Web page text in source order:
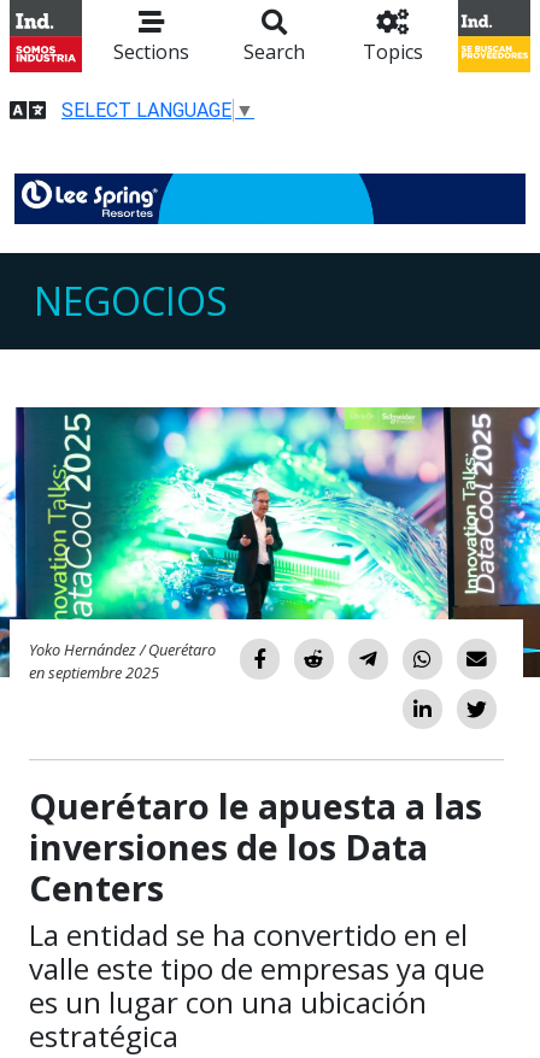
Sections Search Topics
SELECT LANGUAGE ▼
NEGOCIOS
Yoko Hernández / Querétaro
en septiembre 2025
Querétaro le apuesta a las
inversiones de los Data
Centers
La entidad se ha convertido en el
valle este tipo de empresas ya que
es un lugar con una ubicación
estratégica